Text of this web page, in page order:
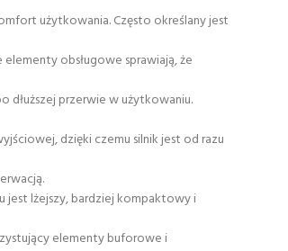
użytkowania. Często określany jest
obsługowe sprawiają, że
dłuższej przerwie w użytkowaniu.
dzięki czemu silnik jest od razu
jest lżejszy, bardziej kompaktowy i
elementy buforowe i